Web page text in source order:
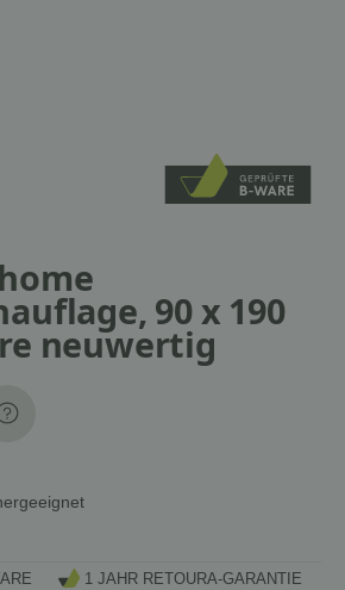
90 x 190
neuwertig
1 JAHR RETOURA-GARANTIE